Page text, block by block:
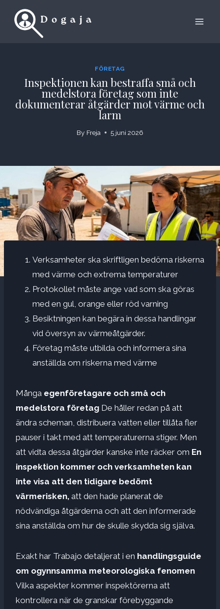
FÖRETAG
Inspektionen kan bestraffa små och
medelstora företag som inte
dokumenterar åtgärder mot värme och
larm
By Freja 5 juni 2026
Verksamheter ska skriftligen bedöma riskerna
med värme och extrema temperaturer
Protokollet måste ange vad som ska göras
med en gul, orange eller röd varning
Besiktningen kan begära in dessa handlingar
vid översyn av värmeåtgärder.
Företag måste utbilda och informera sina
anställda om riskerna med värme
Många egenföretagare och små och
medelstora företag De håller redan på att
ändra scheman, distribuera vatten eller tillåta fler
pauser i takt med att temperaturerna stiger. Men
att vidta dessa åtgärder kanske inte räcker om En
inspektion kommer och verksamheten kan
inte visa att den tidigare bedömt
värmerisken, att den hade planerat de
nödvändiga åtgärderna och att den informerade
sina anställda om hur de skulle skydda sig själva.
Exakt har Trabajo detaljerat i en handlingsguide
om ogynnsamma meteorologiska fenomen
Vilka aspekter kommer inspektörerna att
kontrollera när de granskar förebyggande